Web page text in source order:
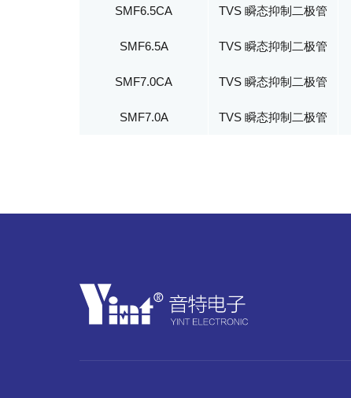
SMF6.5CA TVS 瞬态抑制二极管
SMF6.5A TVS 瞬态抑制二极管
SMF7.0CA TVS 瞬态抑制二极管
SMF7.0A TVS 瞬态抑制二极管